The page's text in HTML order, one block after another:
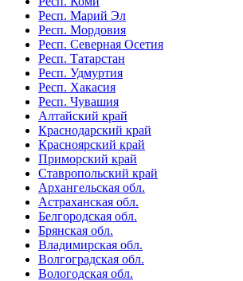
Респ. Марий Эл
Респ. Мордовия
Респ. Северная Осетия
Респ. Татарстан
Респ. Удмуртия
Респ. Хакасия
Респ. Чувашия
Алтайский край
Краснодарский край
Красноярский край
Приморский край
Ставропольский край
Архангельская обл.
Астраханская обл.
Белгородская обл.
Брянская обл.
Владимирская обл.
Волгоградская обл.
Вологодская обл.